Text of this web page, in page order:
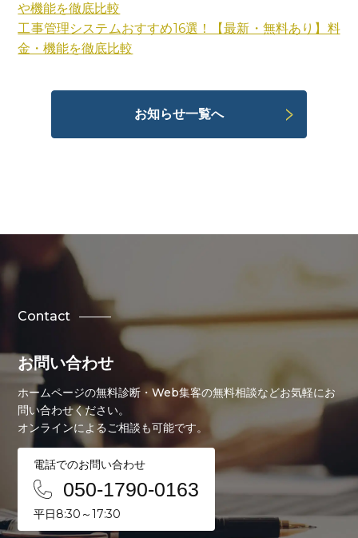
や機能を徹底比較
工事管理システムおすすめ16選！【最新・無料あり】料
金・機能を徹底比較
お知らせ一覧へ
Contact
お問い合わせ
ホームページの無料診断・Web集客の無料相談などお気軽にお
問い合わせください。
オンラインによるご相談も可能です。
電話でのお問い合わせ
050-1790-0163
平日8:30～17:30